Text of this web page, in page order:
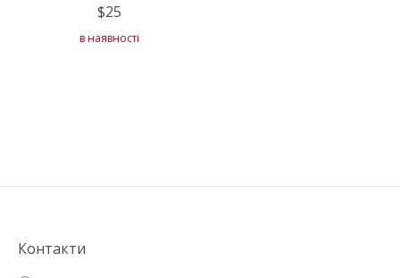
$25
в наявності
Контакти